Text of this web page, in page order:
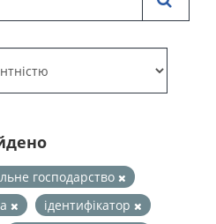
господарство
ідентифікатор